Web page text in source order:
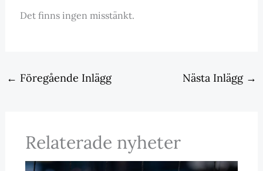
Det finns ingen misstänkt.
← Föregående Inlägg Nästa Inlägg →
Relaterade nyheter